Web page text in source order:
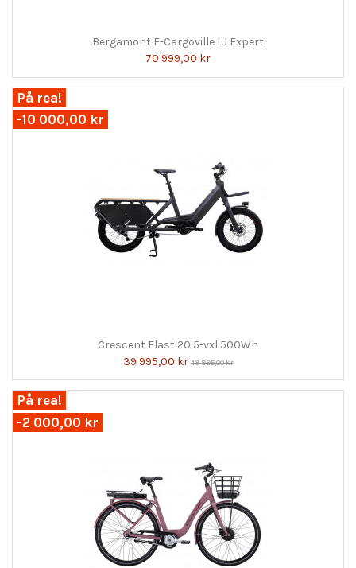
Bergamont E-Cargoville LJ Expert
70 999,00 kr
På rea!
-10 000,00 kr
Crescent Elast 20 5-vxl 500Wh
39 995,00 kr49 995,00 kr
På rea!
-2 000,00 kr